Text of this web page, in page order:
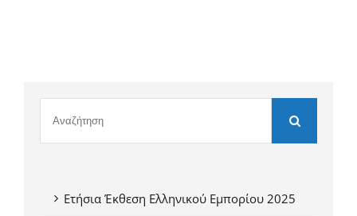
Ετήσια Έκθεση Ελληνικού Εμπορίου 2025